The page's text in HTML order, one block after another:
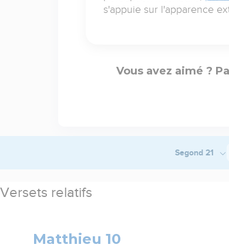
s'appuie sur l'apparence
Vous avez aimé ?
Segond 21
Versets relatifs
Matthieu 10